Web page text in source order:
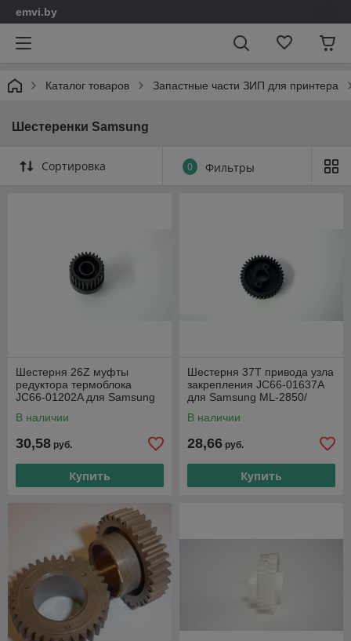
emvi.by
Каталог товаров Запастные части ЗИП для принтера
Шестеренки Samsung
Сортировка 0 Фильтры
Шестерня 26Z муфты
редуктора термоблока
JC66-01202A для Samsung
4200/ 4300/ 4623F/ Xerox
В наличии
30,58 руб.
Купить
Шестерня 37T привода узла
закрепления JC66-01637A
для Samsung ML-2850/
Xerox Phaser 3250
В наличии
28,66 руб.
Купить